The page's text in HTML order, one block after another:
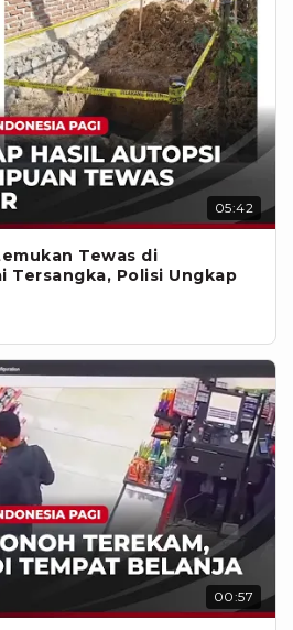
05:42
Tewas di
Tersangka, Polisi Ungkap
00:57